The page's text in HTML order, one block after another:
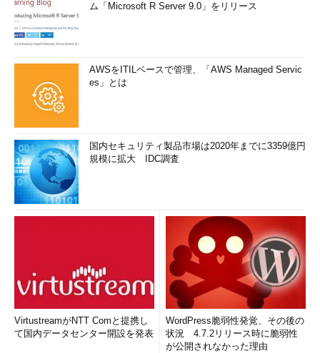
ム「Microsoft R Server 9.0」をリリース
AWSをITILベースで管理、「AWS Managed Servic
es」とは
国内セキュリティ製品市場は2020年までに3359億円
規模に拡大 IDC調査
VirtustreamがNTT Comと提携し
て国内データセンター開設を発表
WordPress脆弱性発覚、その後の
状況 4.7.2リリース時に脆弱性
が公開されなかった理由